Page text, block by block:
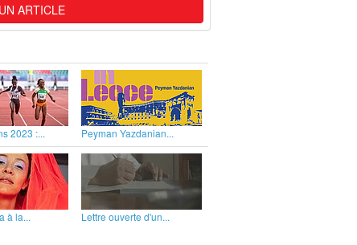
ARTICLE
2023 :... Peyman Yazdanian...
à la...
Lettre ouverte d'un...